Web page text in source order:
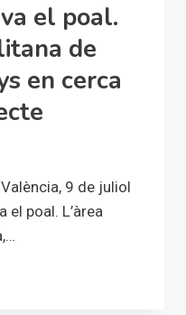
el poal.
de
en cerca
9 de juliol
el poal. L’àrea